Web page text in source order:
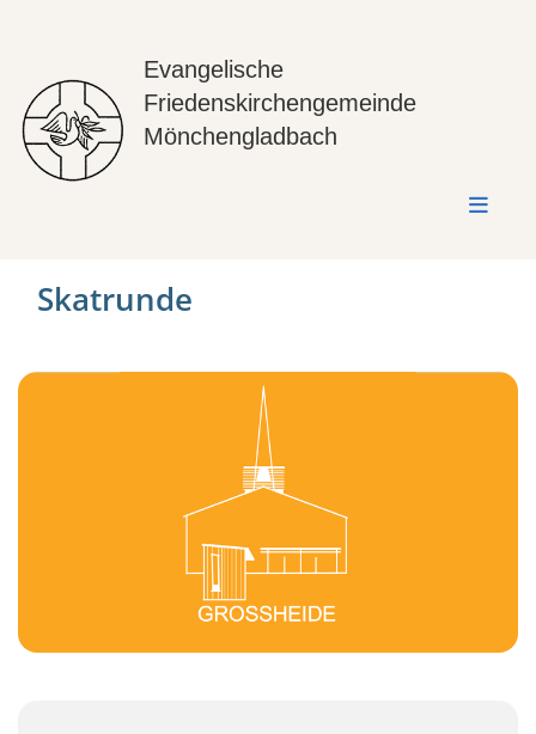
Evangelische
Friedenskirchengemeinde
Mönchengladbach
Skatrunde